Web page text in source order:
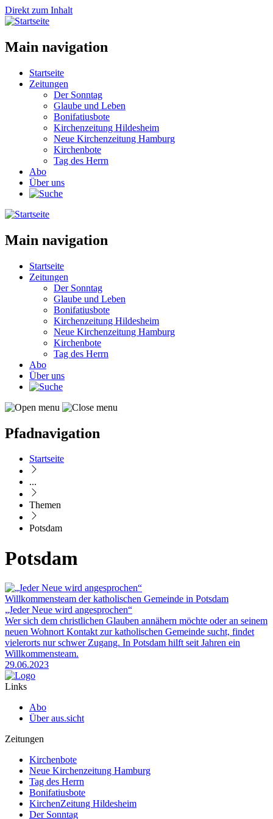
Direkt zum Inhalt
Main navigation
Startseite
Zeitungen
Der Sonntag
Glaube und Leben
Bonifatiusbote
Kirchenzeitung Hildesheim
Neue Kirchenzeitung Hamburg
Kirchenbote
Tag des Herrn
Abo
Über uns
Main navigation
Startseite
Zeitungen
Der Sonntag
Glaube und Leben
Bonifatiusbote
Kirchenzeitung Hildesheim
Neue Kirchenzeitung Hamburg
Kirchenbote
Tag des Herrn
Abo
Über uns
Pfadnavigation
Startseite
...
Themen
Potsdam
Potsdam
Willkommensteam der katholischen Gemeinde in Potsdam
„Jeder Neue wird angesprochen“
Wer sich dem christlichen Glauben annähern möchte oder an seinem
neuen Wohnort Kontakt zur katholischen Gemeinde sucht, findet
vielerorts nur schwer Zugang. In Potsdam hilft seit Jahren ein
Willkommensteam.
29.06.2023
Links
Abo
Über aus.sicht
Zeitungen
Kirchenbote
Neue Kirchenzeitung Hamburg
Tag des Herrn
Bonifatiusbote
KirchenZeitung Hildesheim
Der Sonntag